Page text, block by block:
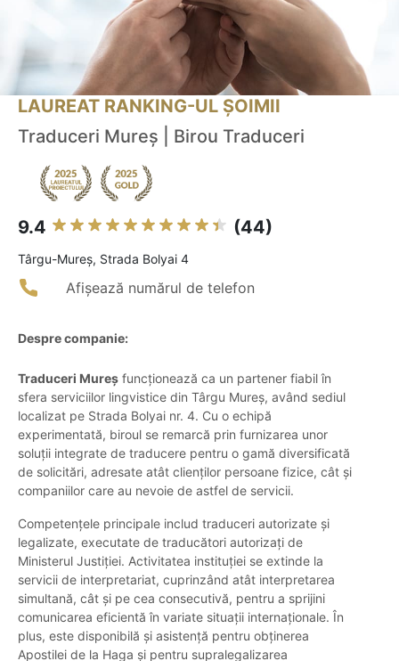
LAUREAT RANKING-UL ȘOIMII
Traduceri Mureș | Birou Traduceri
9.4 (44)
Târgu-Mureş, Strada Bolyai 4
Afișează numărul de telefon
Despre companie:
Traduceri Mureș funcționează ca un partener fiabil în
sfera serviciilor lingvistice din Târgu Mureș, având sediul
localizat pe Strada Bolyai nr. 4. Cu o echipă
experimentată, biroul se remarcă prin furnizarea unor
soluții integrate de traducere pentru o gamă diversificată
de solicitări, adresate atât clienților persoane fizice, cât și
companiilor care au nevoie de astfel de servicii.
Competențele principale includ traduceri autorizate și
legalizate, executate de traducători autorizați de
Ministerul Justiției. Activitatea instituției se extinde la
servicii de interpretariat, cuprinzând atât interpretarea
simultană, cât și pe cea consecutivă, pentru a sprijini
comunicarea eficientă în variate situații internaționale. În
plus, este disponibilă și asistență pentru obținerea
Apostilei de la Haga și pentru supralegalizarea